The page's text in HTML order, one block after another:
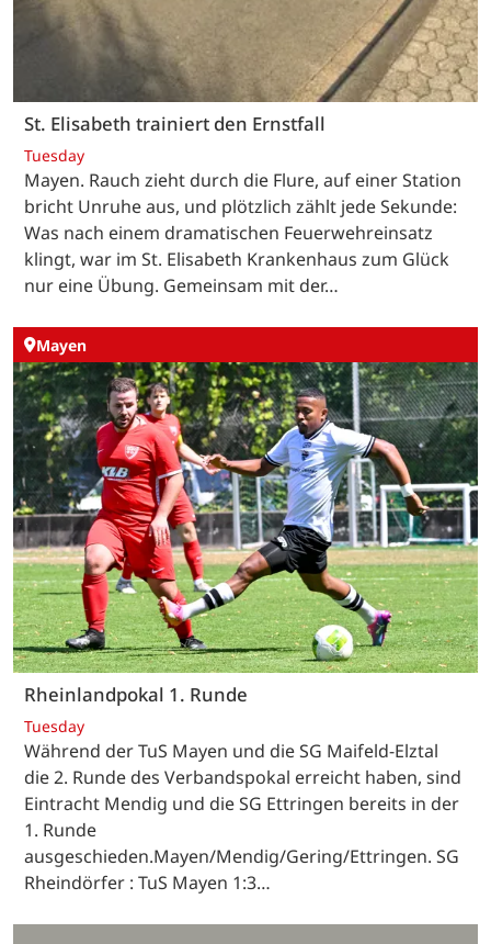
St. Elisabeth trainiert den Ernstfall
Tuesday
Mayen. Rauch zieht durch die Flure, auf einer Station
bricht Unruhe aus, und plötzlich zählt jede Sekunde:
Was nach einem dramatischen Feuerwehreinsatz
klingt, war im St. Elisabeth Krankenhaus zum Glück
nur eine Übung. Gemeinsam mit der…
Mayen
Rheinlandpokal 1. Runde
Tuesday
Während der TuS Mayen und die SG Maifeld-Elztal
die 2. Runde des Verbandspokal erreicht haben, sind
Eintracht Mendig und die SG Ettringen bereits in der
1. Runde
ausgeschieden.Mayen/Mendig/Gering/Ettringen. SG
Rheindörfer : TuS Mayen 1:3…